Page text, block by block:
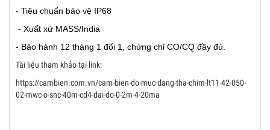
- Tiêu chuẩn bảo vệ IP68
- Xuất xứ MASS/India
- Bảo hành 12 tháng 1 đổi 1, chứng chỉ CO/CQ đầy đủ.
Tài liệu tham khảo tại link:
https://cambien.com.vn/cam-bien-do-muc-dang-tha-chim-lt11-42-050-
02-mwc-o-snc-40m-cd4-dai-do-0-2m-4-20ma